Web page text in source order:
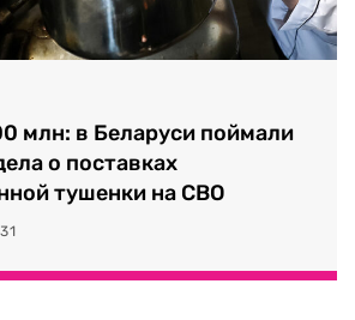
млн: в Беларуси поймали
о поставках
тушенки на СВО